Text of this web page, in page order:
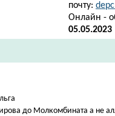
почту:
Онлайн -
05.05.2023
до Молкомбината а не